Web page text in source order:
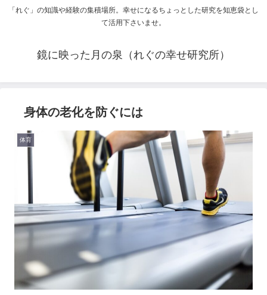
「れぐ」の知識や経験の集積場所。幸せになるちょっとした研究を知恵袋とし
て活用下さいませ。
鏡に映った月の泉（れぐの幸せ研究所）
身体の老化を防ぐには
体育